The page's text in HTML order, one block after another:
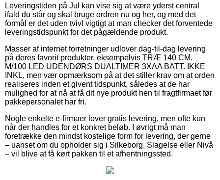
Leveringstiden på Jul kan vise sig at være yderst central
ifald du står og skal bruge ordren nu og her, og med det
formål er det uden tvivl vigtigt at man checker det forventede
leveringstidspunkt for det pågældende produkt.
Masser af internet forretninger udlover dag-til-dag levering
på deres favorit produkter, eksempelvis TRÆ 140 CM.
M/100 LED UDENDØRS DUALTIMER 3XAA BATT. IKKE
INKL, men vær opmærksom på at det stiller krav om at orden
realiseres inden et givent tidspunkt, således at de har
mulighed for at nå at få dit nye produkt hen til fragtfirmaet før
pakkepersonalet har fri.
Nogle enkelte e-firmaer lover gratis levering, men ofte kun
når der handles for et konkret beløb. I øvrigt må man
foretrække den mindst kostelige form for levering, der gerne
– uanset om du opholder sig i Silkeborg, Slagelse eller Nivå
– vil blive at få kørt pakken til et afhentningssted.